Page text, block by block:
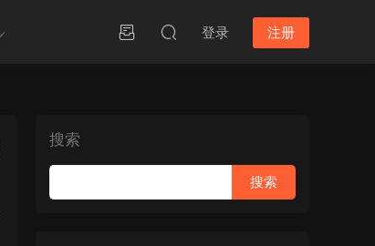
登录 注册
搜索